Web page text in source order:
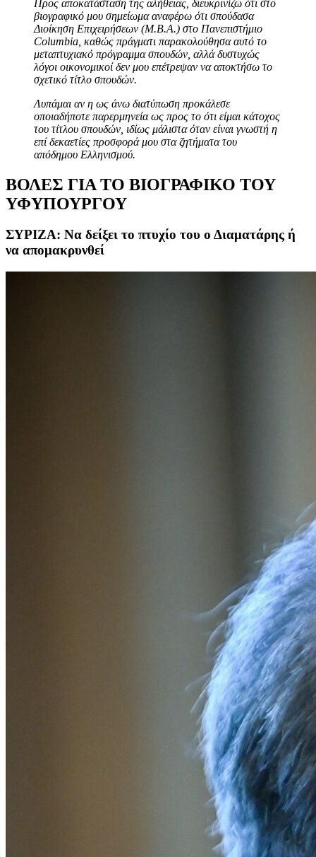
Προς αποκατάσταση της αλήθειας, διευκρινίζω ότι στο
βιογραφικό μου σημείωμα αναφέρω ότι σπούδασα
Διοίκηση Επιχειρήσεων (Μ.Β.Α.) στο Πανεπιστήμιο
Columbia, καθώς πράγματι παρακολούθησα αυτό το
μεταπτυχιακό πρόγραμμα σπουδών, αλλά δυστυχώς
λόγοι οικονομικοί δεν μου επέτρεψαν να αποκτήσω το
σχετικό τίτλο σπουδών.
Λυπάμαι αν η ως άνω διατύπωση προκάλεσε
οποιαδήποτε παρερμηνεία ως προς το ότι είμαι κάτοχος
του τίτλου σπουδών, ιδίως μάλιστα όταν είναι γνωστή η
επί δεκαετίες προσφορά μου στα ζητήματα του
απόδημου Ελληνισμού.
ΒΟΛΕΣ ΓΙΑ ΤΟ ΒΙΟΓΡΑΦΙΚΟ ΤΟΥ
ΥΦΥΠΟΥΡΓΟΥ
ΣΥΡΙΖΑ: Να δείξει το πτυχίο του ο Διαματάρης ή
να απομακρυνθεί